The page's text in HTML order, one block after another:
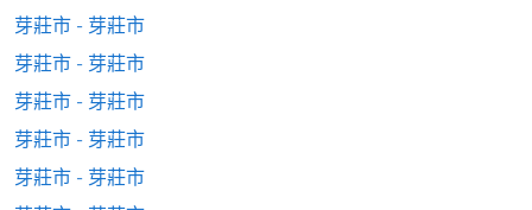
芽莊市 - 芽莊市
芽莊市 - 芽莊市
芽莊市 - 芽莊市
芽莊市 - 芽莊市
芽莊市 - 芽莊市